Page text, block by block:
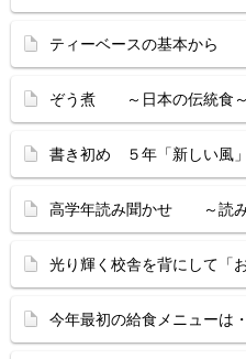
ティーベースの基本から
ぞう煮 ～日本の伝統食～
書き初め ５年「新しい風
高学年読み聞かせ ～読み
光り輝く校舎を背にして「
今年最初の給食メニューは